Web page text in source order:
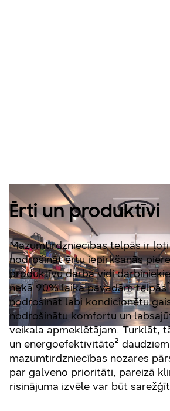
Ērti un produktīvi
Mazumtirdzniecības telpās ir
nodrošināt ērtu iepirkšanās
produktīvu darba vidi
nekā 90% laika pavadām
nodrošināt labi kondicionētu
nodrošinātu komfortu un
veikala apmeklētājam. Turklāt,
un energoefektivitāte² daudziem
mazumtirdzniecības nozares
par galveno prioritāti, pareizā
risinājuma izvēle var būt